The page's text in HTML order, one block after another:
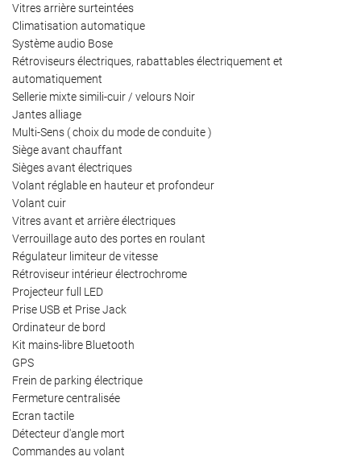
Vitres arrière surteintées
Climatisation automatique
Système audio Bose
Rétroviseurs électriques, rabattables électriquement et
automatiquement
Sellerie mixte simili-cuir / velours Noir
Jantes alliage
Multi-Sens ( choix du mode de conduite )
Siège avant chauffant
Sièges avant électriques
Volant réglable en hauteur et profondeur
Volant cuir
Vitres avant et arrière électriques
Verrouillage auto des portes en roulant
Régulateur limiteur de vitesse
Rétroviseur intérieur électrochrome
Projecteur full LED
Prise USB et Prise Jack
Ordinateur de bord
Kit mains-libre Bluetooth
GPS
Frein de parking électrique
Fermeture centralisée
Ecran tactile
Détecteur d'angle mort
Commandes au volant